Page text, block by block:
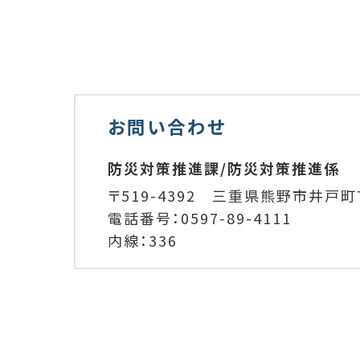
お問い合わせ
防災対策推進課/防災対策推進係
〒519-4392 三重県熊野市井戸
電話番号：0597-89-4111
内線：336